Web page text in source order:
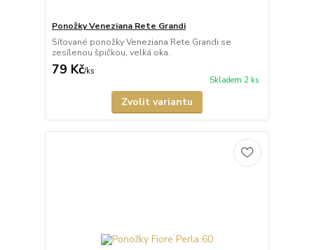
Ponožky Veneziana Rete Grandi
Síťované ponožky Veneziana Rete Grandi se
zesílenou špičkou, velká oka.
79 Kč/ks
Skladem 2 ks
Zvolit variantu